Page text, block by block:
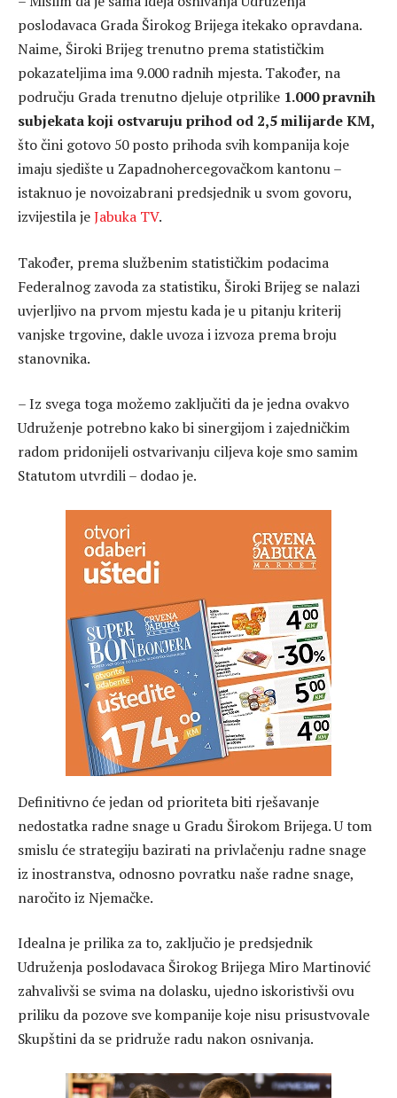
poslodavaca Grada Širokog Brijega itekako opravdana.
Naime, Široki Brijeg trenutno prema statističkim
pokazateljima ima 9.000 radnih mjesta. Također, na
području Grada trenutno djeluje otprilike 1.000 pravnih
subjekata koji ostvaruju prihod od 2,5 milijarde KM,
što čini gotovo 50 posto prihoda svih kompanija koje
imaju sjedište u Zapadnohercegovačkom kantonu –
istaknuo je novoizabrani predsjednik u svom govoru,
izvijestila jeJabuka TV.
Također, prema službenim statističkim podacima
Federalnog zavoda za statistiku, Široki Brijeg se nalazi
uvjerljivo na prvom mjestu kada je u pitanju kriterij
vanjske trgovine, dakle uvoza i izvoza prema broju
stanovnika.
– Iz svega toga možemo zaključiti da je jedna ovakvo
Udruženje potrebno kako bi sinergijom i zajedničkim
radom pridonijeli ostvarivanju ciljeva koje smo samim
Statutom utvrdili – dodao je.
Definitivno će jedan od prioriteta biti rješavanje
nedostatka radne snage u Gradu Širokom Brijega. U tom
smislu će strategiju bazirati na privlačenju radne snage
iz inostranstva, odnosno povratku naše radne snage,
naročito iz Njemačke.
Idealna je prilika za to, zaključio je predsjednik
Udruženja poslodavaca Širokog Brijega Miro Martinović
zahvalivši se svima na dolasku, ujedno iskoristivši ovu
priliku da pozove sve kompanije koje nisu prisustvovale
Skupštini da se pridruže radu nakon osnivanja.